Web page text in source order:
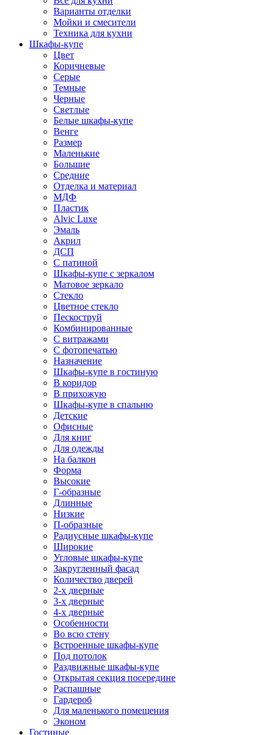
Варианты отделки
Мойки и смесители
Техника для кухни
Шкафы-купе
Цвет
Коричневые
Серые
Темные
Черные
Светлые
Белые шкафы-купе
Венге
Размер
Маленькие
Большие
Средние
Отделка и материал
МДФ
Пластик
Alvic Luxe
Эмаль
Акрил
ДСП
С патиной
Шкафы-купе с зеркалом
Матовое зеркало
Стекло
Цветное стекло
Пескоструй
Комбинированные
С витражами
С фотопечатью
Назначение
Шкафы-купе в гостиную
В коридор
В прихожую
Шкафы-купе в спальню
Детские
Офисные
Для книг
Для одежды
На балкон
Форма
Высокие
Г-образные
Длинные
Низкие
П-образные
Радиусные шкафы-купе
Широкие
Угловые шкафы-купе
Закругленный фасад
Количество дверей
2-х дверные
3-х дверные
4-х дверные
Особенности
Во всю стену
Встроенные шкафы-купе
Под потолок
Раздвижные шкафы-купе
Открытая секция посередине
Распашные
Гардероб
Для маленького помещения
Эконом
Гостиные